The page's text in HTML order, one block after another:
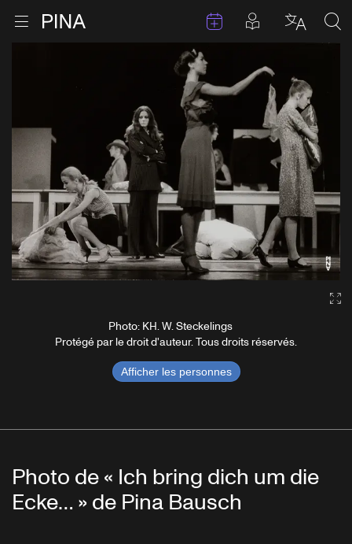
Ouvrir le menu Retour à la page d'accueil Évenements
Articles en
Photo: KH. W. Steckelings
Protégé par le droit d'auteur. Tous droits réservés.
Afficher les personnes
Photo de « Ich bring dich um die
Ecke… » de Pina Bausch